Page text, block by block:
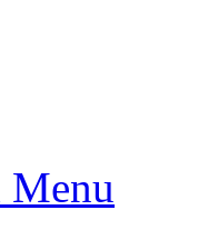
Menu